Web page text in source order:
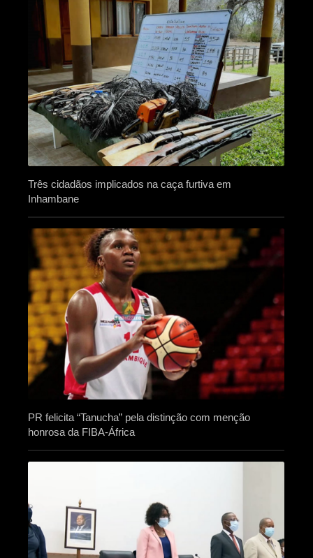
Três cidadãos implicados na caça furtiva em
Inhambane
PR felicita “Tanucha” pela distinção com menção
honrosa da FIBA-África